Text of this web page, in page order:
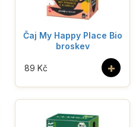
Čaj My Happy Place Bio
broskev
+
89 Kč